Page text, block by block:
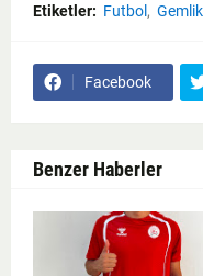
Etiketler: Futbol
Facebook
Benzer Haberler